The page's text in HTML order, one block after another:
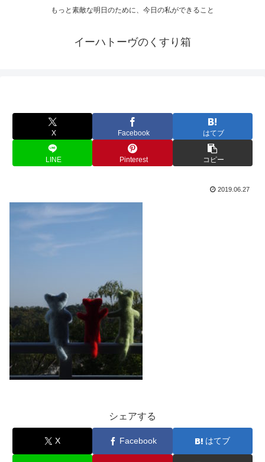
もっと素敵な明日のために、今日の私ができること
イーハトーヴのくすり箱
X Facebook はてブ
LINE Pinterest コピー
2019.06.27
シェアする
X Facebook はてブ